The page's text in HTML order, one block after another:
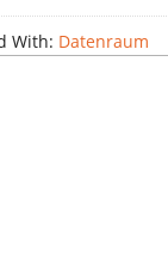
With: Datenraum